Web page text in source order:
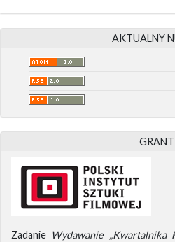
AKTUALNY
GRANT
Zadanie Wydawanie